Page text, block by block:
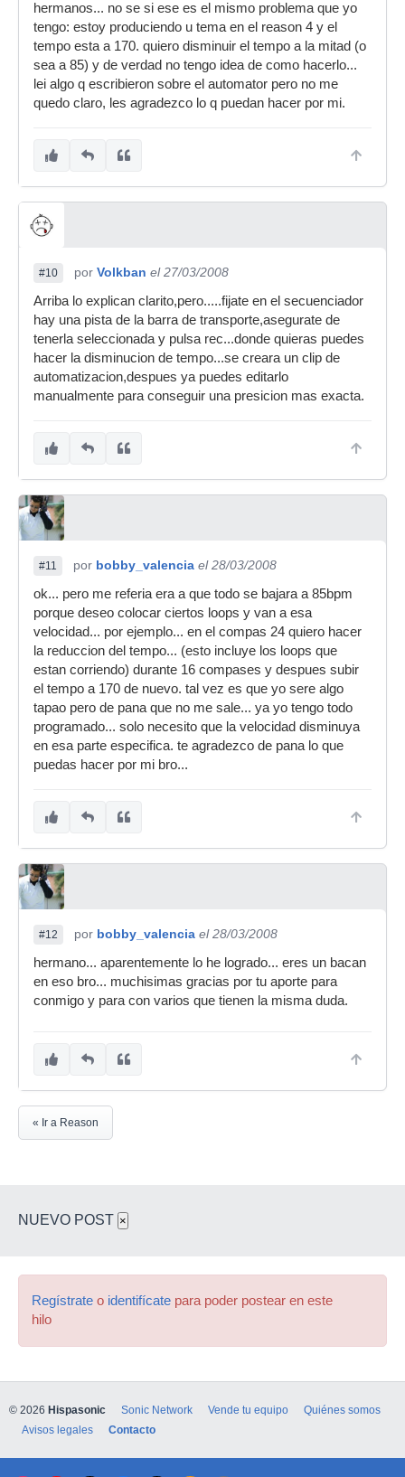
hermanos... no se si ese es el mismo problema que yo
tengo: estoy produciendo u tema en el reason 4 y el
tempo esta a 170. quiero disminuir el tempo a la mitad (o
sea a 85) y de verdad no tengo idea de como hacerlo...
lei algo q escribieron sobre el automator pero no me
quedo claro, les agradezco lo q puedan hacer por mi.
#10 por Volkban el 27/03/2008
Arriba lo explican clarito,pero.....fijate en el secuenciador
hay una pista de la barra de transporte,asegurate de
tenerla seleccionada y pulsa rec...donde quieras puedes
hacer la disminucion de tempo...se creara un clip de
automatizacion,despues ya puedes editarlo
manualmente para conseguir una presicion mas exacta.
#11 por bobby_valencia el 28/03/2008
ok... pero me referia era a que todo se bajara a 85bpm
porque deseo colocar ciertos loops y van a esa
velocidad... por ejemplo... en el compas 24 quiero hacer
la reduccion del tempo... (esto incluye los loops que
estan corriendo) durante 16 compases y despues subir
el tempo a 170 de nuevo. tal vez es que yo sere algo
tapao pero de pana que no me sale... ya yo tengo todo
programado... solo necesito que la velocidad disminuya
en esa parte especifica. te agradezco de pana lo que
puedas hacer por mi bro...
#12 por bobby_valencia el 28/03/2008
hermano... aparentemente lo he logrado... eres un bacan
en eso bro... muchisimas gracias por tu aporte para
conmigo y para con varios que tienen la misma duda.
« Ir a Reason
NUEVO POST ×
Regístrate o identifícate para poder postear en este
hilo
© 2026 Hispasonic Sonic Network Vende tu equipo
Quiénes somos
Avisos legales
Contacto